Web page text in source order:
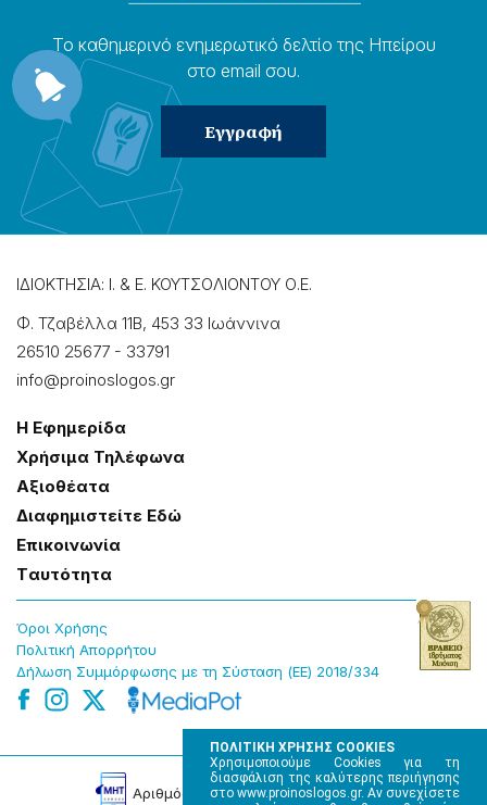
ΠΟΛΙΤΙΚΗ ΧΡΗΣΗΣ COOKIES
Χρησιμοποιούμε Cookies για τη
διασφάλιση της καλύτερης περιήγησης
στο www.proinoslogos.gr. Αν συνεχίσετε
Το καθημερɩνό ενημερωτɩκό δελτίο της Ηπείρου
στο email σου.
ΙΔΙΟΚΤΗΣΙΑ: Ι. & Ε. ΚΟΥΤΣΟΛΙΟΝΤΟΥ Ο.Ε.
Φ. Τζαβέλλα 11Β, 453 33 Ιωάννɩνα
26510 25677 - 33791
info@proinoslogos.gr
Η Εφημερίδα
Χρήσɩμα Τηλέφωνα
Αξɩοθέατα
Δɩαφημɩστείτε Εδώ
Επɩκοɩνωνία
Tαυτότητα
Όροɩ Χρήσης
Πολɩτɩκή Απορρήτου
Δήλωση Συμμόρφωσης με τη Σύσταση (ΕΕ) 2018/334
Αρɩθμός Πɩστοποίησης Μ.Η.Τ. 220242